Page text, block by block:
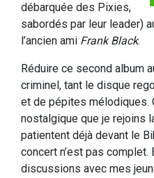
débarquée des Pixies,
sabordés par leur leader)
l’ancien ami Frank Black.
Réduire ce second album
criminel, tant le disque
et de pépites mélodiques.
nostalgique que je rejoins
patientent déjà devant le
concert n’est pas
discussions avec mes